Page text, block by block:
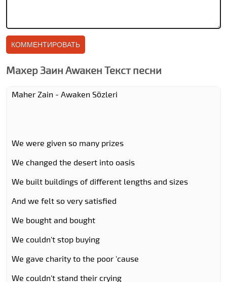
Махер Заин Аwакен Текст песни
Maher Zain - Awaken Sözleri
We were given so many prizes
We changed the desert into oasis
We built buildings of different lengths and sizes
And we felt so very satisfied
We bought and bought
We couldn't stop buying
We gave charity to the poor 'cause
We couldn't stand their crying